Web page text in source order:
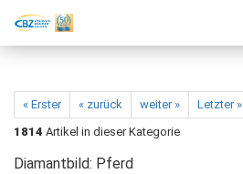
« Erster « zurück weiter »
Letzter »
1814 Artikel in dieser Kategorie
Diamantbild: Pferd